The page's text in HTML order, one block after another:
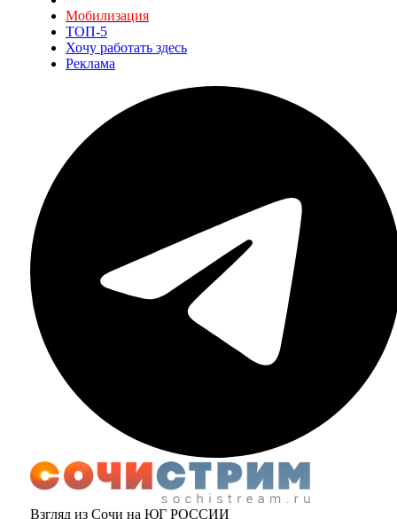
Мобилизация
ТОП-5
Хочу работать здесь
Реклама
Взгляд из Сочи на ЮГ РОССИИ